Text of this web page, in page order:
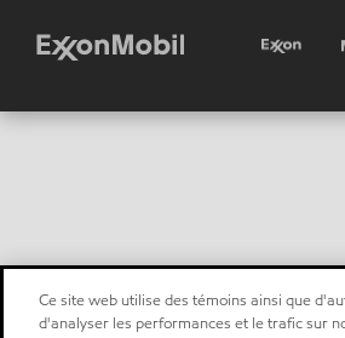
Ce site web utilise des témoins ainsi que
d'analyser les performances et le trafic sur